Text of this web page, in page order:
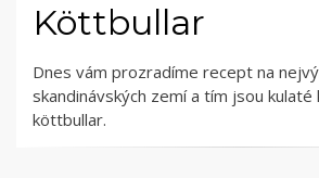
Köttbullar
Dnes vám prozradíme recept na
skandinávských zemí a tím jsou kulaté
köttbullar.